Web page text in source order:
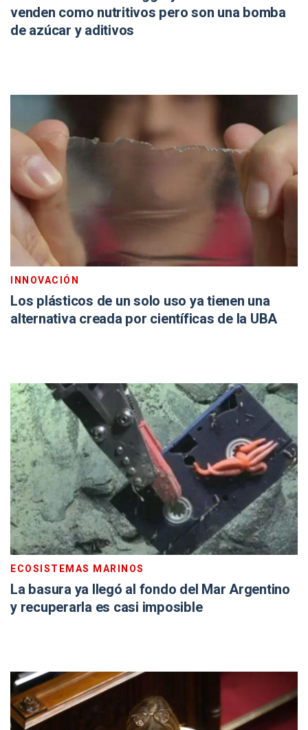
venden como nutritivos pero son una bomba
de azúcar y aditivos
INNOVACIÓN
Los plásticos de un solo uso ya tienen una
alternativa creada por científicas de la UBA
ECOSISTEMAS MARINOS
La basura ya llegó al fondo del Mar Argentino
y recuperarla es casi imposible